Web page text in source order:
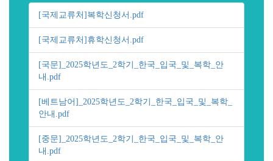
[국제교류처]복학신청서.pdf
[국제교류처]휴학신청서.pdf
[국문]_2025학년도_2학기_한국_입국_및_복학_안
내.pdf
[베트남어]_2025학년도_2학기_한국_입국_및_복학_
안내.pdf
[중문]_2025학년도_2학기_한국_입국_및_복학_안
내.pdf